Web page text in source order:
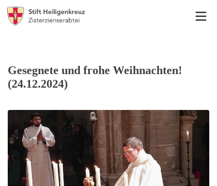
Gesegnete und frohe Weihnachten!
(24.12.2024)